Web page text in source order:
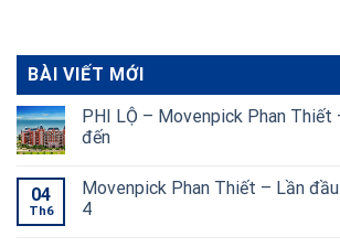
BÀI VIẾT MỚI
PHI LỘ – Movenpick Phan
đến
04
Th6
Movenpick Phan Thiết – Lần
4